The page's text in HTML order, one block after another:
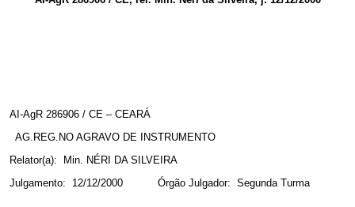
AI-AgR 286906 / CE – CEARÁ
AG.REG.NO AGRAVO DE INSTRUMENTO
Relator(a):
Min. NÉRI DA SILVEIRA
Julgamento:
12/12/2000 Órgão Julgador: Segunda Turma